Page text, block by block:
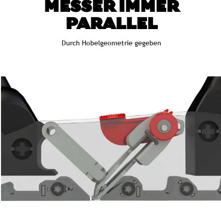
MESSER IMMER
PARALLEL
Durch Hobelgeometrie gegeben